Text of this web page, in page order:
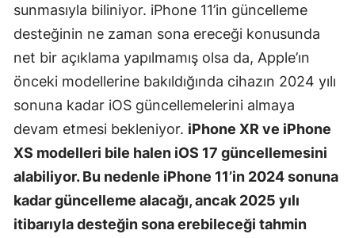
sunmasıyla biliniyor. iPhone 11’in güncelleme
desteğinin ne zaman sona ereceği konusunda
net bir açıklama yapılmamış olsa da, Apple’ın
önceki modellerine bakıldığında cihazın 2024 yılı
sonuna kadar iOS güncellemelerini almaya
devam etmesi bekleniyor. iPhone XR ve iPhone
XS modelleri bile halen iOS 17 güncellemesini
alabiliyor. Bu nedenle iPhone 11’in 2024 sonuna
kadar güncelleme alacağı, ancak 2025 yılı
itibarıyla desteğin sona erebileceği tahmin